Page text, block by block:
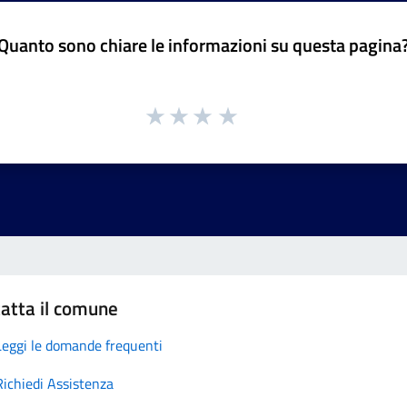
sono chiare le informazioni su questa
il comune
le domande frequenti
Assistenza